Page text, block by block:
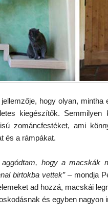
hogy olyan, mintha
kiegészítők.
zománcfestéket, ami
és a rámpákat.
aggódtam, hogy a macskák
birtokba vettek”– mondja
ad hozzá, macskái
és egyben nagyon